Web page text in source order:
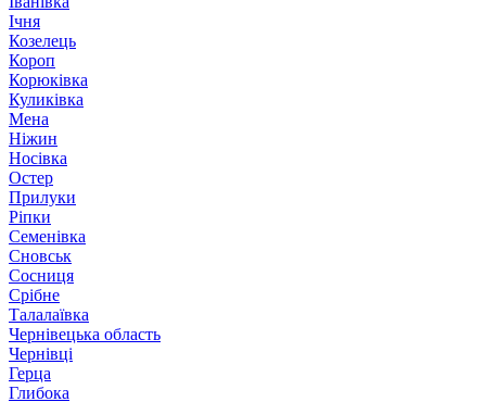
Ічня
Козелець
Короп
Корюківка
Куликівка
Мена
Ніжин
Носівка
Остер
Прилуки
Ріпки
Семенівка
Сновськ
Сосниця
Срібне
Талалаївка
Чернівецька область
Чернівці
Герца
Глибока